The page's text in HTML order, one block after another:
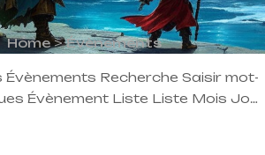
Home>Évènements
Recherche Saisir mot-
Évènement Liste Liste Mois Jour